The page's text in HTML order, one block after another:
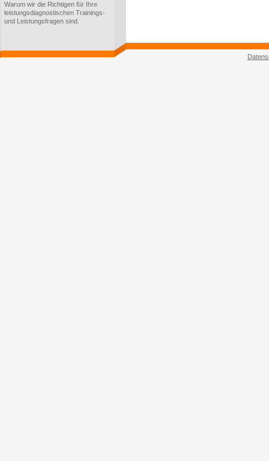
Warum wir die Richtigen für Ihre
leistungsdiagnostischen Trainings-
und Leistungsfragen sind.